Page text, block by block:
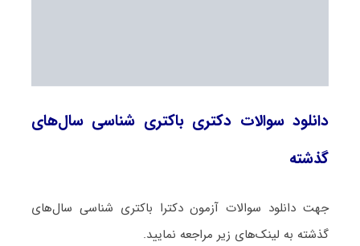
دانلود سوالات دکتری باکتری ‌شناسی سال‌های
گذشته
جهت دانلود سوالات آزمون دکترا باکتری ‌شناسی سال‌های
گذشته به لینک‌های زیر مراجعه نمایید.